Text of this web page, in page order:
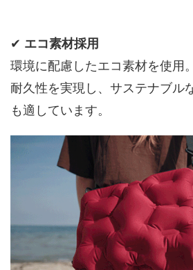
✔ エコ素材採用
環境に配慮したエコ素材を使用
耐久性を実現し、サステナブル
も適しています。